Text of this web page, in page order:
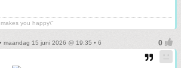
you happy\"
• maandag 15 juni 2026 @ 19:35 • 6